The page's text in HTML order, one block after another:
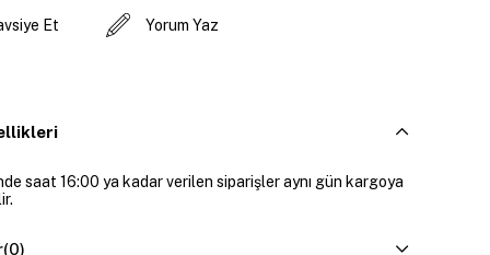
Et Yorum Yaz
saat 16:00 ya kadar verilen siparişler aynı gün kargoya
(0)